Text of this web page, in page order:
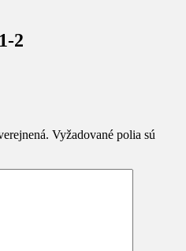
2
Vyžadované polia sú